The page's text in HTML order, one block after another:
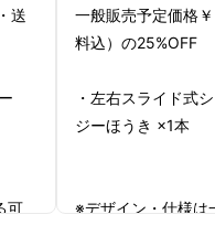
の二層構造で適度
え、しっかりとゴ
可動し、ブレー
にスライドさせる
くい場所も容易に
送
可
一般販売予定価格
料込）の25%OFF
・左右スライド式
ジーほうき ×1本
※デザイン・仕様は